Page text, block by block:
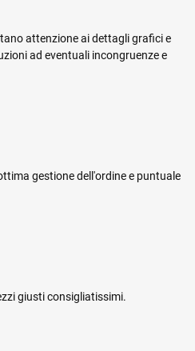
attenzione ai dettagli grafici e
ad eventuali incongruenze e
gestione dell'ordine e puntuale
giusti consigliatissimi.